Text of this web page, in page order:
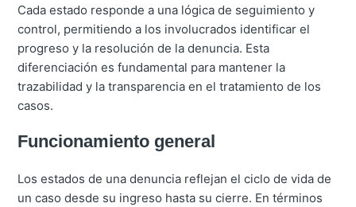
Cada estado responde a una lógica de seguimiento y
control, permitiendo a los involucrados identificar el
progreso y la resolución de la denuncia. Esta
diferenciación es fundamental para mantener la
trazabilidad y la transparencia en el tratamiento de los
casos.
Funcionamiento general
Los estados de una denuncia reflejan el ciclo de vida de
un caso desde su ingreso hasta su cierre. En términos